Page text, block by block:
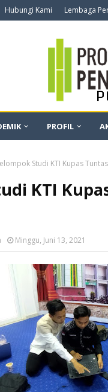
Hubungi Kami Lembaga
PROFIL
Studi KTI Kupas
KTI
Minggu, Juni 13, 2021